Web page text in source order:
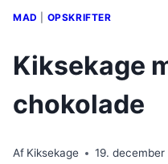
MAD OPSKRIFTER
Kiksekage
chokolade
Af Kiksekage 19.